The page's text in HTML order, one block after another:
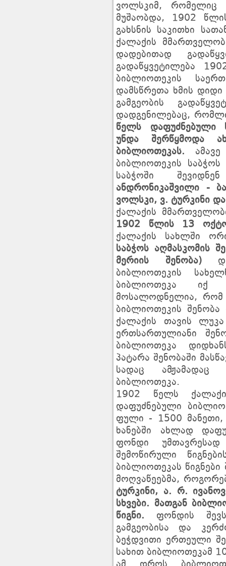
ვოლსკიმ, რომელიც
მუშაობდა, 1902
გახსნის საკითხი
ქალაქის
დადებითად
გადაწყვეტილება
ბიბლიოთეკის
დამსწრეთა ხმის
გამგეობის
დადგენილებაც,
წელს დაფუძნებული
უნდა
შერწყმოდა
ბიბლიოთეკას.
ბიბლიოთეკის
საბჭოში
ანდრონიკაშვილი -
ვოლსკი, ვ. ტურკინი და
ქალაქის
1902 წლის13
ქალაქის სახლში
საბჭოს
აღმასკომის
მერიის შენობა)
ბიბლიოთეკის
ბიბლიოთეკა იქ
მოსალოდნელია, რომ
ბიბლიოთეკის
ქალაქის თავის
ერთსართულიანი
ბიბლიოთეკა
პატარა შენობაში
სადაც ამჟამადაც
ბიბლიოთეკა.
1902 წელს
დაფუძნებული
ფული - 1500 მანეთი,
ხანებში ახლად
ფონდი უმთავრესად
შემოწირული
ბიბლიოთეკას
მოღვაწეებმა,
ტურკინი, ა. რ.
სხვები. მათგან
წიგნი. ფონდის
გამგეობისა და
ბეჭდვითი ერთეული
სახით ბიბლიოთეკამ